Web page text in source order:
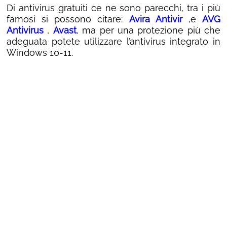
Di antivirus gratuiti ce ne sono parecchi, tra i più
famosi si possono citare: Avira Antivir,eAVG
Antivirus , Avast, ma per una protezione più che
adeguata potete utilizzare l’antivirus integrato in
Windows 10-11.